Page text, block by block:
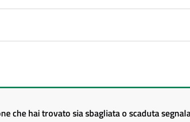
che hai trovato sia sbagliata o scaduta